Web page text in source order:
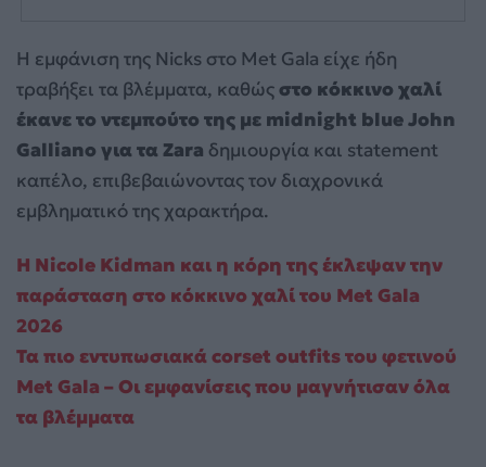
Η εμφάνιση της Nicks στο Met Gala είχε ήδη
τραβήξει τα βλέμματα, καθώςστο κόκκινο χαλί
έκανε το ντεμπούτο της με midnight blue John
Galliano για τα Zara δημιουργία και statement
καπέλο, επιβεβαιώνοντας τον διαχρονικά
εμβληματικό της χαρακτήρα.
Η Nicole Kidman και η κόρη της έκλεψαν την
παράσταση στο κόκκινο χαλί του Met Gala
2026
Τα πιο εντυπωσιακά corset outfits του φετινού
Met Gala – Οι εμφανίσεις που μαγνήτισαν όλα
τα βλέμματα